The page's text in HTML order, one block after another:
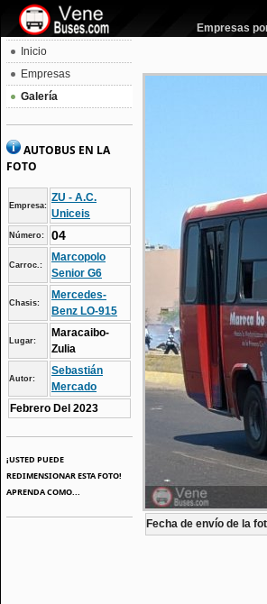
Empresas
Inicio
Empresas
Galería
AUTOBUS EN LA
FOTO
Empresa:
ZU - A.C.
Uniceis
Número: 04
Carroc.:
Marcopolo
Senior G6
Chasis:
Mercedes-
Benz LO-915
Lugar:
Maracaibo-
Zulia
Autor:
Sebastián
Mercado
Febrero Del 2023
¡USTED PUEDE
REDIMENSIONAR ESTA FOTO!
APRENDA COMO...
Fecha de envío de la